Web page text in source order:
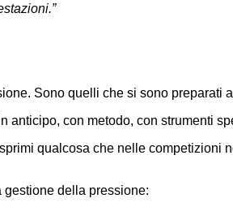
Sono quelli che si sono preparati
con metodo, con strumenti
qualcosa che nelle
della pressione: